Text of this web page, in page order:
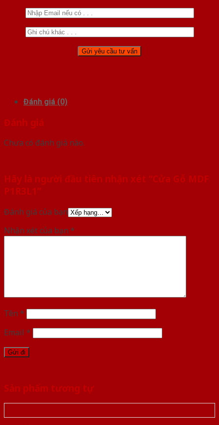
Đánh giá (0)
Đánh giá
Chưa có đánh giá nào.
Hãy là người đầu tiên nhận xét “Cửa Gỗ MDF
P1R3L1”
Đánh giá của bạn
Nhận xét của bạn *
Tên *
Email *
Sản phẩm tương tự